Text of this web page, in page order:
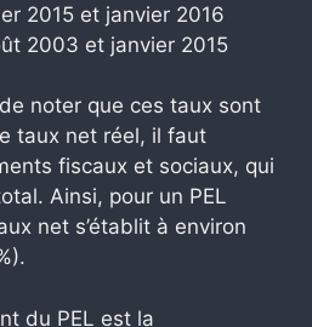
2015 et janvier 2016
2003 et janvier 2015
noter que ces taux sont
taux net réel, il faut
fiscaux et sociaux, qui
Ainsi, pour un PEL
net s’établit à environ
du PEL est la